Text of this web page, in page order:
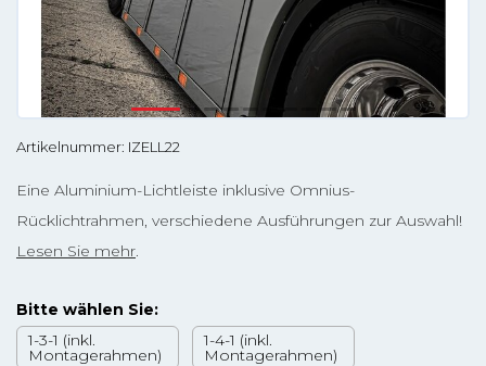
Artikelnummer: IZELL22
Eine Aluminium-Lichtleiste inklusive Omnius-
Rücklichtrahmen, verschiedene Ausführungen zur Auswahl!
Lesen Sie mehr.
Bitte wählen Sie:
1-3-1 (inkl.
Montagerahmen)
1-4-1 (inkl.
Montagerahmen)